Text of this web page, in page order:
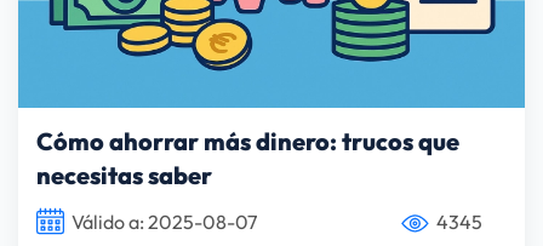
Cómo ahorrar más dinero: trucos que
necesitas saber
Válido a: 2025-08-07 4345